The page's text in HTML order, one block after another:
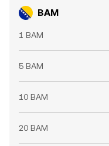
BAM
1 BAM
5 BAM
10 BAM
20 BAM